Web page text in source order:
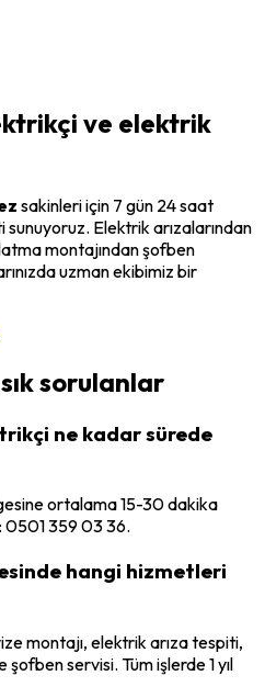
ve elektrik
sakinleri için 7 gün 24 saat
Elektrik arızalarından
montajından şofben
uzman ekibimiz bir
sorulanlar
ne kadar sürede
ortalama 15-30 dakika
0501 359 03 36.
hangi hizmetleri
montajı, elektrik arıza tespiti,
şofben servisi. Tüm işlerde 1 yıl